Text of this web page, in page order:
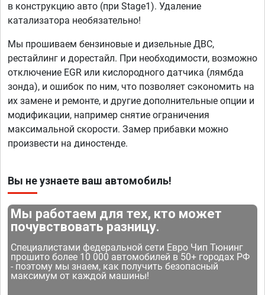
в конструкцию авто (при Stage1). Удаление
катализатора необязательно!
Мы прошиваем бензиновые и дизельные ДВС,
рестайлинг и дорестайл. При необходимости, возможно
отключение EGR или кислородного датчика (лямбда
зонда), и ошибок по ним, что позволяет сэкономить на
их замене и ремонте, и другие дополнительные опции и
модификации, например снятие ограничения
максимальной скорости. Замер прибавки можно
произвести на диностенде.
Вы не узнаете ваш автомобиль!
Мы работаем для тех, кто может
почувствовать разницу.
Специалистами федеральной сети Евро Чип Тюнинг
прошито более 10 000 автомобилей в 50+ городах РФ
- поэтому мы знаем, как получить безопасный
максимум от каждой машины!